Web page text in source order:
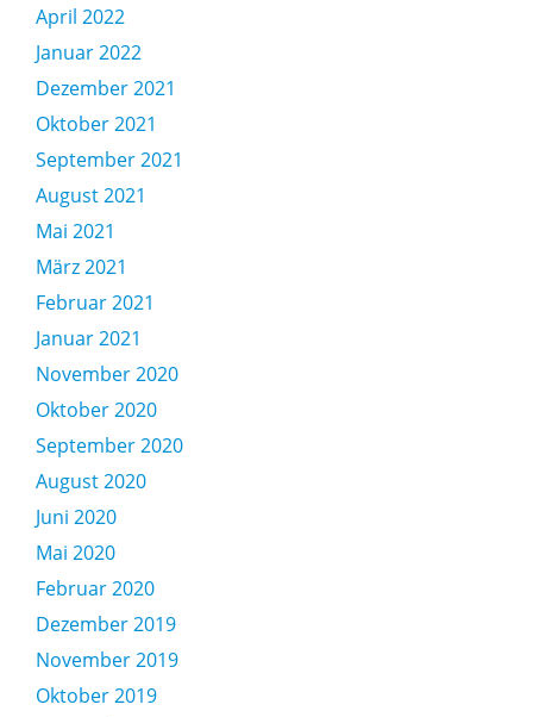
April 2022
Januar 2022
Dezember 2021
Oktober 2021
September 2021
August 2021
Mai 2021
März 2021
Februar 2021
Januar 2021
November 2020
Oktober 2020
September 2020
August 2020
Juni 2020
Mai 2020
Februar 2020
Dezember 2019
November 2019
Oktober 2019